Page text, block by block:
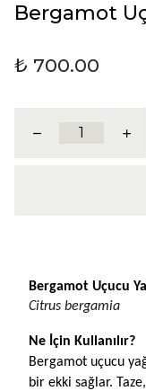
Bergamot
₺ 700.00
Bergamot Uçucu
Citrus bergamia
Ne İçin Kullanılır?
Bergamot uçucu
bir ekki sağlar.